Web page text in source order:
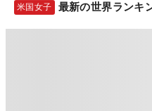
米国女子 最新の世界ランキ